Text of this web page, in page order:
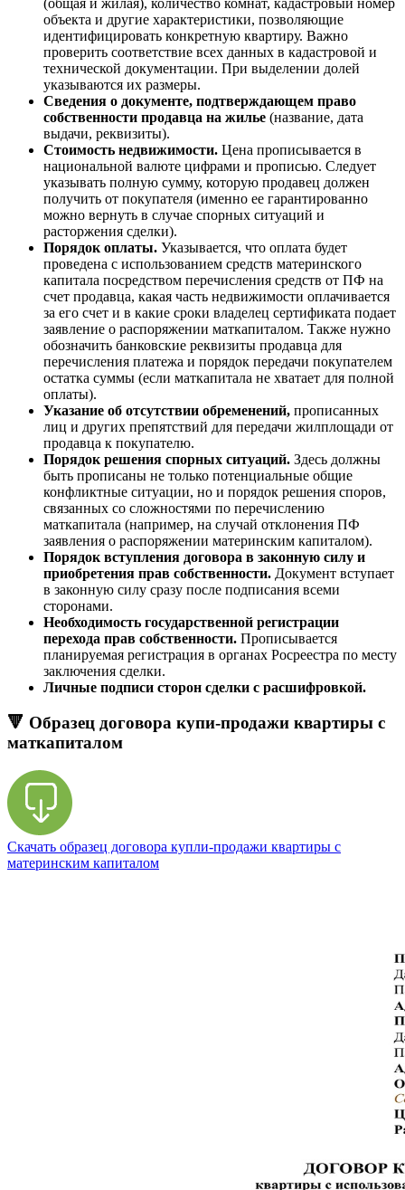
(общая и жилая), количество комнат, кадастровый номер
объекта и другие характеристики, позволяющие
идентифицировать конкретную квартиру. Важно
проверить соответствие всех данных в кадастровой и
технической документации. При выделении долей
указываются их размеры.
Сведения о документе, подтверждающем право
собственности продавца на жилье (название, дата
выдачи, реквизиты).
Стоимость недвижимости. Цена прописывается в
национальной валюте цифрами и прописью. Следует
указывать полную сумму, которую продавец должен
получить от покупателя (именно ее гарантированно
можно вернуть в случае спорных ситуаций и
расторжения сделки).
Порядок оплаты. Указывается, что оплата будет
проведена с использованием средств материнского
капитала посредством перечисления средств от ПФ на
счет продавца, какая часть недвижимости оплачивается
за его счет и в какие сроки владелец сертификата подает
заявление о распоряжении маткапиталом. Также нужно
обозначить банковские реквизиты продавца для
перечисления платежа и порядок передачи покупателем
остатка суммы (если маткапитала не хватает для полной
оплаты).
Указание об отсутствии обременений, прописанных
лиц и других препятствий для передачи жилплощади от
продавца к покупателю.
Порядок решения спорных ситуаций. Здесь должны
быть прописаны не только потенциальные общие
конфликтные ситуации, но и порядок решения споров,
связанных со сложностями по перечислению
маткапитала (например, на случай отклонения ПФ
заявления о распоряжении материнским капиталом).
Порядок вступления договора в законную силу и
приобретения прав собственности. Документ вступает
в законную силу сразу после подписания всеми
сторонами.
Необходимость государственной регистрации
перехода прав собственности. Прописывается
планируемая регистрация в органах Росреестра по месту
заключения сделки.
Личные подписи сторон сделки с расшифровкой.
🔻 Образец договора купи-продажи квартиры с
маткапиталом
Скачать образец договора купли-продажи квартиры с
материнским капиталом